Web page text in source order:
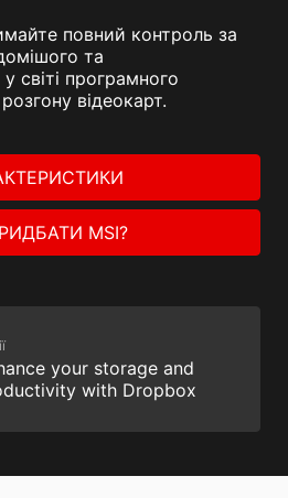
повний контроль за
та
світі програмного
відеокарт.
MSI?
your storage and
with Dropbox